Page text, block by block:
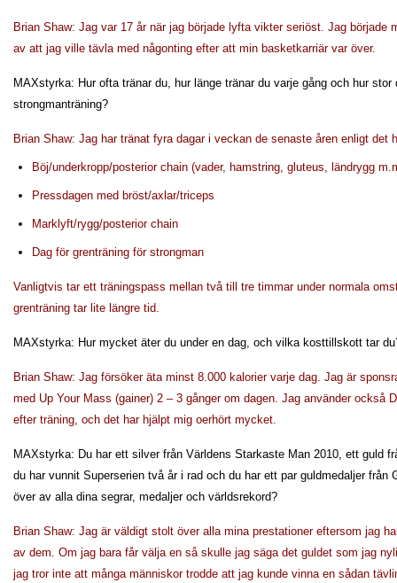
Brian Shaw: Jag var 17 år när jag började lyfta vikter seriöst. Jag började
av att jag ville tävla med någonting efter att min basketkarriär var över.
MAXstyrka: Hur ofta tränar du, hur länge tränar du varje gång och hur
strongmanträning?
Brian Shaw: Jag har tränat fyra dagar i veckan de senaste åren enligt det
Böj/underkropp/posterior chain (vader, hamstring, gluteus, ländrygg
Pressdagen med bröst/axlar/triceps
Marklyft/rygg/posterior chain
Dag för grenträning för strongman
Vanligtvis tar ett träningspass mellan två till tre timmar under normala
grenträning tar lite längre tid.
MAXstyrka: Hur mycket äter du under en dag, och vilka kosttillskott tar
Brian Shaw: Jag försöker äta minst 8.000 kalorier varje dag. Jag är
med Up Your Mass (gainer) 2 – 3 gånger om dagen. Jag använder också
efter träning, och det har hjälpt mig oerhört mycket.
MAXstyrka: Du har ett silver från Världens Starkaste Man 2010, ett guld
du har vunnit Superserien två år i rad och du har ett par guldmedaljer
över av alla dina segrar, medaljer och världsrekord?
Brian Shaw: Jag är väldigt stolt över alla mina prestationer eftersom jag
av dem. Om jag bara får välja en så skulle jag säga det guldet som jag
jag tror inte att många människor trodde att jag kunde vinna en sådan